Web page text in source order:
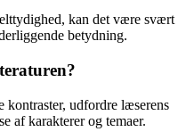
kan det være svært
betydning.
kontraster, udfordre læserens
af karakterer og temaer.